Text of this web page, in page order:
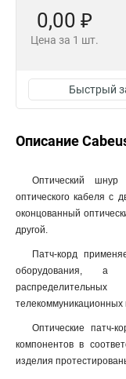
0,00 ₽
Цена за 1 шт.
Быстрый
Описание
Оптический
оптического кабеля c
оконцованный
другой.
Патч-корд
оборудования, а
Оптические патч-
компонентов в
изделия